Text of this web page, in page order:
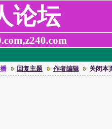
论坛
回复主题 作者编辑 关闭本